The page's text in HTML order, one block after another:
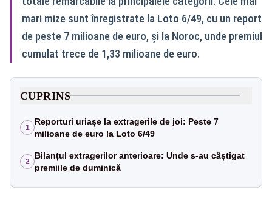
mari mize sunt înregistrate la Loto 6/49, cu un report
de peste 7 milioane de euro, și la Noroc, unde premiul
cumulat trece de 1,33 milioane de euro.
CUPRINS
1
Reporturi uriașe la extragerile de joi: Peste 7
milioane de euro la Loto 6/49
2
Bilanțul extragerilor anterioare: Unde s-au câștigat
premiile de duminică